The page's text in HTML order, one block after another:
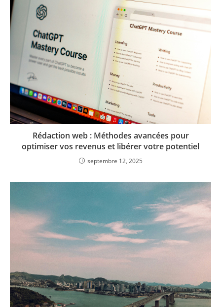
Rédaction web : Méthodes avancées pour
optimiser vos revenus et libérer votre potentiel
septembre 12, 2025